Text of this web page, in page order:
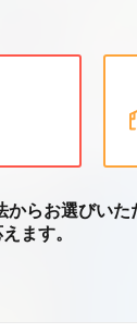
からお選びいた
ます。